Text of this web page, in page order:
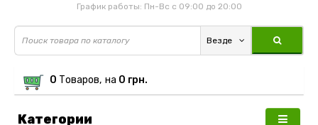
График работы: Пн-Вс с 09:00 до 20:00
Везде
0 Tоваров, на 0 грн.
Категории